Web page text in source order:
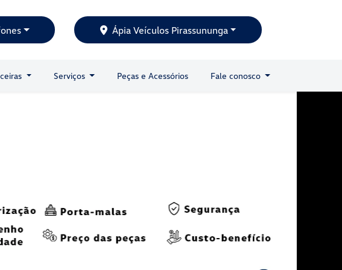
Ápia Veículos Pirassununga
Serviços Peças e Acessórios Fale conosco